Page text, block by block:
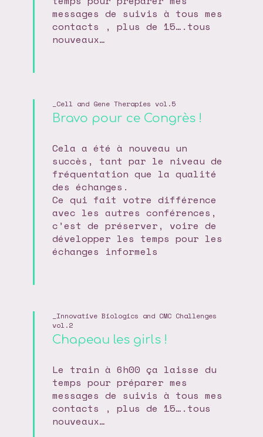
messages de suivis à tous mes
contacts , plus de 15….tous
nouveaux…
Cell and Gene Therapies vol.5
Bravo pour ce Congrès !
Cela a été à nouveau un
succès, tant par le niveau de
fréquentation que la qualité
des échanges.
Ce qui fait votre différence
avec les autres conférences,
c’est de préserver, voire de
développer les temps pour les
échanges informels
Innovative Biologics and CMC Challenges
vol.2
Chapeau les girls !
Le train à 6h00 ça laisse du
temps pour préparer mes
messages de suivis à tous mes
contacts , plus de 15….tous
nouveaux…